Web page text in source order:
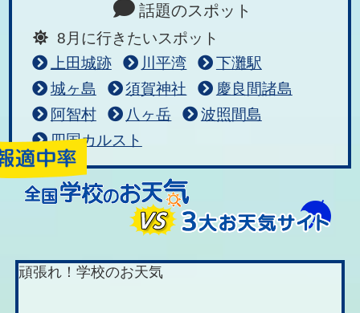
話題のスポット
8月に行きたいスポット
上田城跡
川平湾
下灘駅
城ヶ島
須賀神社
慶良間諸島
阿智村
八ヶ岳
波照間島
四国カルスト
頑張れ！学校のお天気